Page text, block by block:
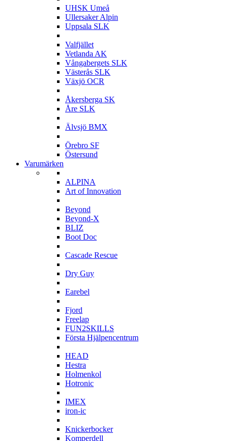
UHSK Umeå
Ullersaker Alpin
Uppsala SLK
Valfjället
Vetlanda AK
Vångabergets SLK
Västerås SLK
Växjö OCR
Åkersberga SK
Åre SLK
Älvsjö BMX
Örebro SF
Östersund
Varumärken
ALPINA
Art of Innovation
Beyond
Beyond-X
BLIZ
Boot Doc
Cascade Rescue
Dry Guy
Earebel
Fjord
Freelap
FUN2SKILLS
Första Hjälpencentrum
HEAD
Hestra
Holmenkol
Hotronic
IMEX
iron-ic
Knickerbocker
Komperdell